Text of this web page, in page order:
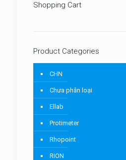
Shopping Cart
Product Categories
CHN
Chưa phân loại
Ellab
Protimeter
Rhopoint
RION